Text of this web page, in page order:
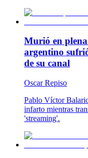
Murió en
argentino
de su canal
Oscar Repiso
Pablo Víctor
infarto mientras
'streaming'.